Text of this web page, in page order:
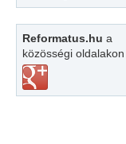
Reformatus.hu a
közösségi oldalakon